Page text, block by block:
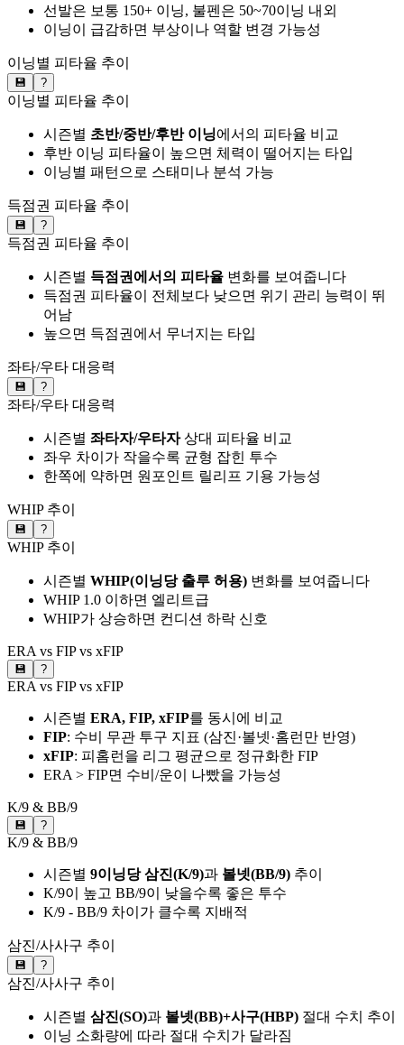
선발은 보통 150+ 이닝, 불펜은 50~70이닝 내외
이닝이 급감하면 부상이나 역할 변경 가능성
이닝별 피타율 추이
💾 ?
이닝별 피타율 추이
시즌별 초반/중반/후반 이닝에서의 피타율 비교
후반 이닝 피타율이 높으면 체력이 떨어지는 타입
이닝별 패턴으로 스태미나 분석 가능
득점권 피타율 추이
💾 ?
득점권 피타율 추이
시즌별 득점권에서의 피타율 변화를 보여줍니다
득점권 피타율이 전체보다 낮으면 위기 관리 능력이 뛰
어남
높으면 득점권에서 무너지는 타입
좌타/우타 대응력
💾 ?
좌타/우타 대응력
시즌별 좌타자/우타자상대 피타율 비교
좌우 차이가 작을수록 균형 잡힌 투수
한쪽에 약하면 원포인트 릴리프 기용 가능성
WHIP 추이
💾 ?
WHIP 추이
시즌별 WHIP(이닝당 출루 허용) 변화를 보여줍니다
WHIP 1.0 이하면 엘리트급
WHIP가 상승하면 컨디션 하락 신호
ERA vs FIP vs xFIP
💾 ?
ERA vs FIP vs xFIP
시즌별 ERA, FIP, xFIP를 동시에 비교
FIP: 수비 무관 투구 지표 (삼진·볼넷·홈런만 반영)
xFIP: 피홈런을 리그 평균으로 정규화한 FIP
ERA > FIP면 수비/운이 나빴을 가능성
K/9 & BB/9
💾 ?
K/9 & BB/9
시즌별 9이닝당 삼진(K/9)과 볼넷(BB/9) 추이
K/9이 높고 BB/9이 낮을수록 좋은 투수
K/9 - BB/9 차이가 클수록 지배적
삼진/사사구 추이
💾 ?
삼진/사사구 추이
시즌별 삼진(SO)과 볼넷(BB)+사구(HBP) 절대 수치 추이
이닝 소화량에 따라 절대 수치가 달라짐